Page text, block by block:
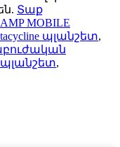
Տաք
AMP MOBILE
պլանշետ,
պլանշետ,